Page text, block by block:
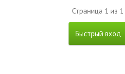
Страница 1 из 1